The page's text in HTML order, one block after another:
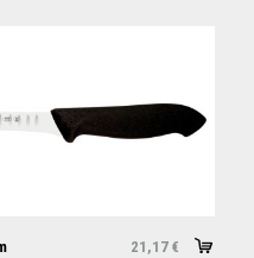
21,17 €